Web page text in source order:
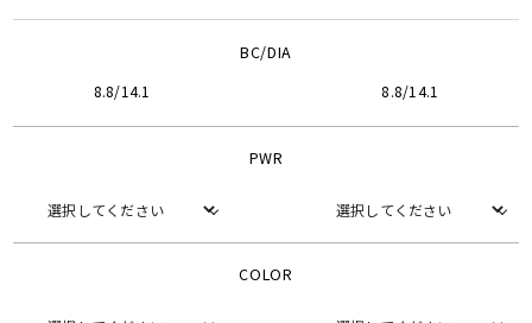
BC/DIA
8.8/14.1 8.8/14.1
PWR
COLOR